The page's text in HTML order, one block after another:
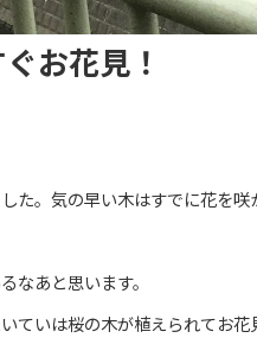
お花見！
。気の早い木はすでに花を咲
なあと思います。
ていは桜の木が植えられてお